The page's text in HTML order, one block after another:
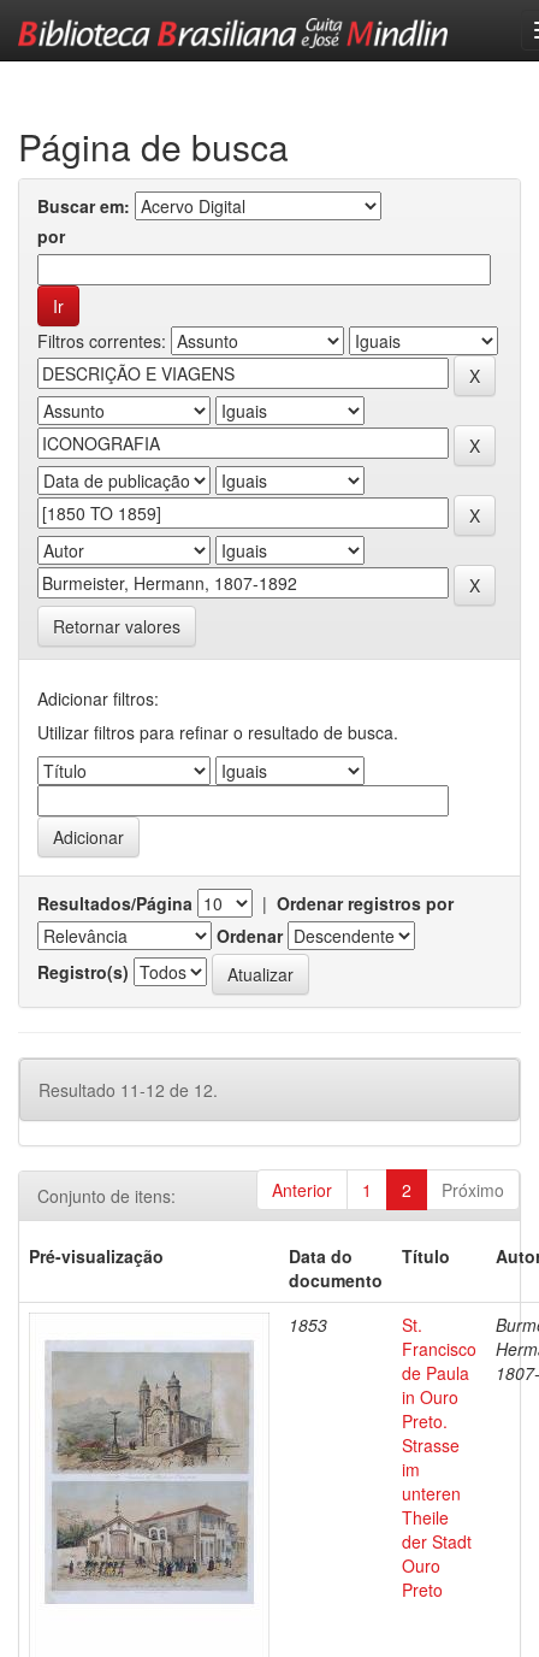
Página de busca
Buscar em:
por
Filtros correntes:
Retornar valores
Adicionar filtros:
Utilizar filtros para refinar o resultado de busca.
Resultados/Página | Ordenar registros por
Ordenar
Registro(s)
Resultado 11-12 de 12.
Anterior 1 2 Próximo
Conjunto de itens:
Pré-visualização
Data do
documento
Título
1853
St.
Francisco
de Paula
in Ouro
Preto.
Strasse
im
unteren
Theile
der Stadt
Ouro
Preto